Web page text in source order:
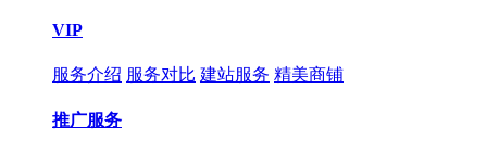
VIP
服务介绍 服务对比 建站服务 精美商铺
推广服务